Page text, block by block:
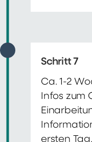
Schritt 7
Ca. 1-2
Infos zum
ersten Tag.